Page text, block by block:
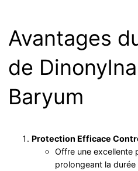
Avantages
de
Baryum
Protection Efficace
Offre une excellente
prolongeant la